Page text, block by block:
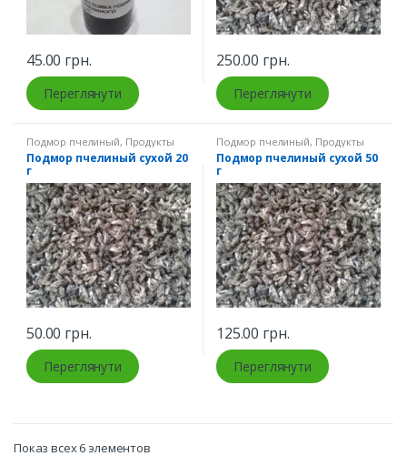
45.00 грн.
Переглянути
250.00 грн.
Переглянути
Подмор пчелиный, Продукты
пчеловодства
Подмор пчелиный сухой 20
г
50.00 грн.
Переглянути
Подмор пчелиный, Продукты
пчеловодства
Подмор пчелиный сухой 50
г
125.00 грн.
Переглянути
Показ всех 6 элементов